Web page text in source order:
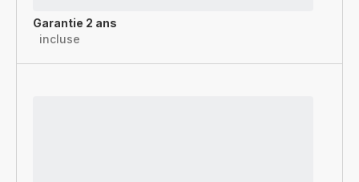
Garantie 2 ans
incluse